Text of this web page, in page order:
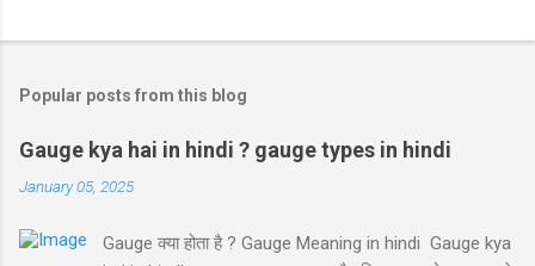
Popular posts from this blog
Gauge kya hai in hindi ? gauge types in hindi
January 05, 2025
Gauge क्या होता है ? Gauge Meaning in hindi Gauge kya